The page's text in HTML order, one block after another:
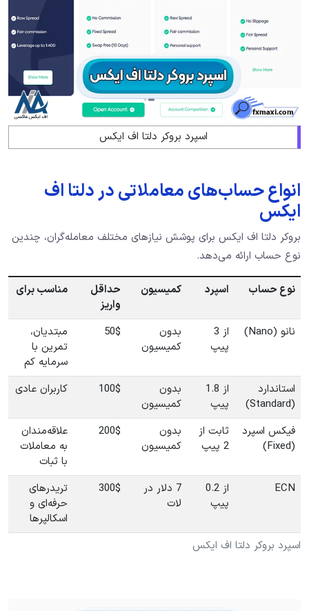
اسپرد بروکر دلتا اف ایکس
انواع حساب‌های معاملاتی در دلتا اف
ایکس
بروکر دلتا اف ایکس برای پوشش نیازهای مختلف معامله‌گران، چندین
نوع حساب ارائه می‌دهد.
اسپرد بروکر دلتا اف ایکس
نوع حساب اسپرد کمیسیون
حداقل
واریز
مناسب برای
نانو (Nano)
از 3
پیپ
بدون
کمیسیون
50$
مبتدیان،
تمرین با
سرمایه کم
استاندارد
(Standard)
از 1.8
پیپ
بدون
کمیسیون
100$ کاربران عادی
فیکس اسپرد
(Fixed)
ثابت از
2 پیپ
بدون
کمیسیون
200$
علاقه‌مندان
به معاملات
با ثبات
ECN
از 0.2
پیپ
7 دلار در
لات
300$
تریدرهای
حرفه‌ای و
اسکالپرها